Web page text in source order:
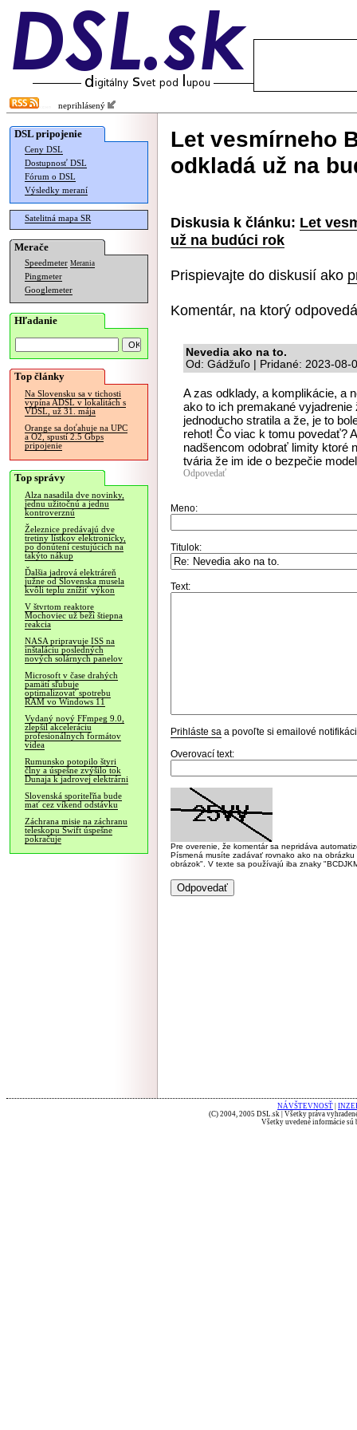
neprihlásený
DSL pripojenie
Ceny DSL
Dostupnosť DSL
Fórum o DSL
Výsledky meraní
Satelitná mapa SR
Merače
Speedmeter Merania
Pingmeter
Googlemeter
Hľadanie
Top články
Na Slovensku sa v tichosti
vypína ADSL v lokalitách s
VDSL, už 31. mája
Orange sa doťahuje na UPC
a O2, spustí 2.5 Gbps
pripojenie
Top správy
Alza nasadila dve novinky,
jednu užitočnú a jednu
kontroverznú
Železnice predávajú dve
tretiny lístkov elektronicky,
po donútení cestujúcich na
takýto nákup
Ďalšia jadrová elektráreň
južne od Slovenska musela
kvôli teplu znížiť výkon
V štvrtom reaktore
Mochoviec už beží štiepna
reakcia
NASA pripravuje ISS na
inštaláciu posledných
nových solárnych panelov
Microsoft v čase drahých
pamätí sľubuje
optimalizovať spotrebu
RAM vo Windows 11
Vydaný nový FFmpeg 9.0,
zlepšil akceleráciu
profesionálnych formátov
videa
Rumunsko potopilo štyri
člny a úspešne zvýšilo tok
Dunaja k jadrovej elektrárni
Slovenská sporiteľňa bude
mať cez víkend odstávku
Záchrana misie na záchranu
teleskopu Swift úspešne
pokračuje
Let vesmírneho
odkladá už na
Diskusia k článku: Let
už na budúci rok
Prispievajte do diskusií ako
Komentár, na ktorý
Nevedia ako na to.
Od: Gádžuľo | Pridané: 2023-08-
A zas odklady, a komplikácie, a
ako to ich premakané
jednoducho stratila a že, je to
rehot! Čo viac k tomu povedať?
nadšencom odobrať limity ktoré
tvária že im ide o bezpečie
Odpovedať
Meno:
Titulok:
Text:
Prihláste sa a povoľte si emailové
Overovací text:
Pre overenie, že komentár sa nepridáva
Písmená musíte zadávať rovnako ako na
obrázok". V texte sa používajú iba znaky
NÁVŠTEVNOSŤ
(C) 2004, 2005 DSL.sk | Všetky práva
Všetky uvedené informácie sú